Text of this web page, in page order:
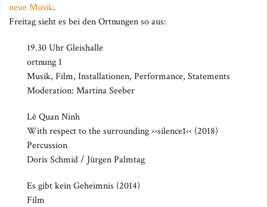
neue Musik.
Freitag sieht es bei den Ortnungen so aus:
19.30 Uhr Gleishalle
ortnung 1
Musik, Film, Installationen, Performance, Statements
Moderation: Martina Seeber
Lê Quan Ninh
With respect to the surrounding ››silence1‹‹ (2018)
Percussion
Doris Schmid / Jürgen Palmtag
Es gibt kein Geheimnis (2014)
Film